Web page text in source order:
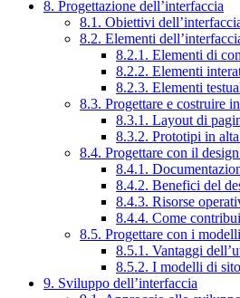
8. Progettazione dell’interfaccia
8.1. Obiettivi
8.2. Elementi
8.2.1. Elementi di
8.2.2. Elementi
8.2.3. Elementi
8.3. Progettare e costruire
8.3.1. Layout di
8.3.2. Prototipi in
8.4. Progettare con il
8.4.1.
8.4.2. Benefici del
8.4.3. Risorse
8.4.4. Come
8.5. Progettare con i
8.5.1. Vantaggi
8.5.2. I modelli di
9. Sviluppo dell’interfaccia